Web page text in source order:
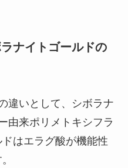
ナイトゴールドの
違いとして、シボラナ
由来ポリメトキシフラ
はエラグ酸が機能性